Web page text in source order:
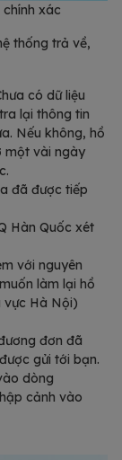
xác
thống trả về,
có dữ liệu
lại thông tin
Nếu không, hồ
một vài ngày
đã được tiếp
Hàn Quốc xét
với nguyên
làm lại hồ
vực Hà Nội)
đơn đã
gửi tới bạn.
dòng
cảnh vào